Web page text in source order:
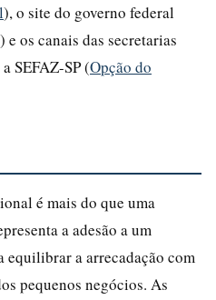
), o site do governo federal
) e os canais das secretarias
SEFAZ-SP (Opção do
é mais do que uma
a adesão a um
a arrecadação com
pequenos negócios. As